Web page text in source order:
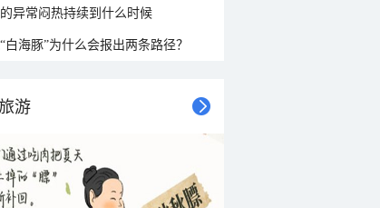
异常闷热持续到什么时候
白海豚”为什么会报出两条路径？
游